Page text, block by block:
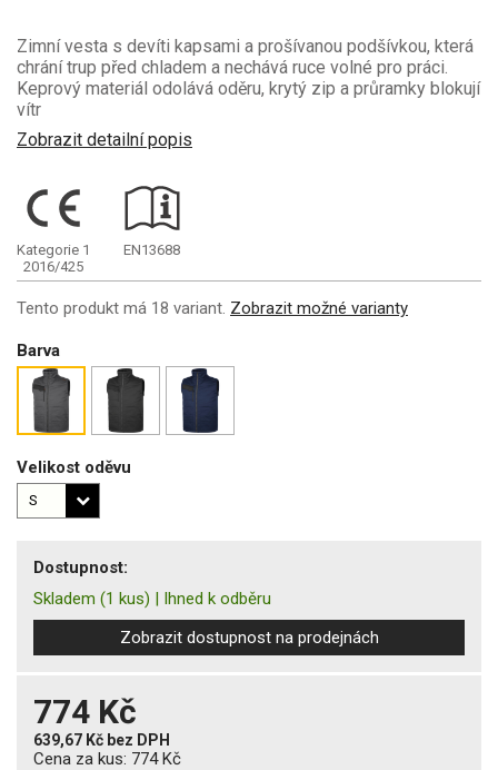
Zimní vesta s devíti kapsami a prošívanou podšívkou, která
chrání trup před chladem a nechává ruce volné pro práci.
Keprový materiál odolává oděru, krytý zip a průramky blokují
vítr
Zobrazit detailní popis
Kategorie 1
2016/425
EN13688
Tento produkt má 18 variant. Zobrazit možné varianty
Barva
Velikost oděvu
Dostupnost:
Skladem (1 kus) | Ihned k odběru
Zobrazit dostupnost na prodejnách
774 Kč
639,67 Kč bez DPH
Cena za kus: 774 Kč